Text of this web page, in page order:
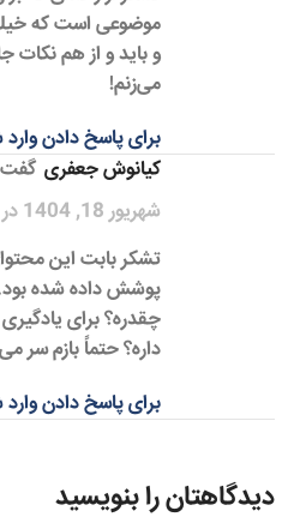
موضوعی است که
و باید و از هم نکات
می‌زنم!
برای پاسخ دادن
کیانوش جعفری
شهریور 18, 1404 در 4:00 ق.ظ
تشکر بابت این
پوشش داده شده بود.
چقدره؟ برای
داره؟ حتماً بازم سر
برای پاسخ دادن
دیدگاهتان را بنویسید